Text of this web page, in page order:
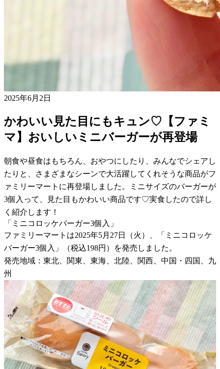
2025年6月2日
かわいい見た目にもキュン♡【ファミ
マ】おいしいミニバーガーが再登場
朝食や昼食はもちろん、おやつにしたり、みんなでシェアし
たりと、さまざまなシーンで大活躍してくれそうな商品がフ
ァミリーマートに再登場しました。ミニサイズのバーガーが
3個入って、見た目もかわいい商品です♡実食したので詳し
く紹介します！
「ミニコロッケバーガー3個入」
ファミリーマートは2025年5月27日（火）、「ミニコロッケ
バーガー3個入」（税込198円）を発売しました。
発売地域：東北、関東、東海、北陸、関西、中国・四国、九
州